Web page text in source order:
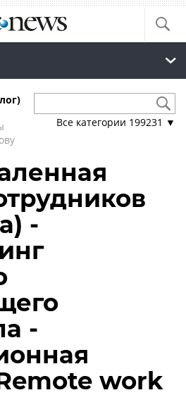
Все категории 199231 ▼
-
-
work